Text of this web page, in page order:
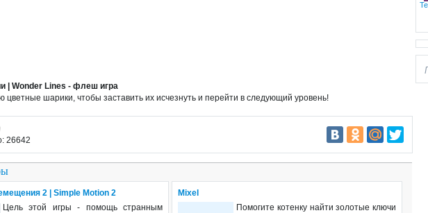
| Wonder Lines - флеш игра
цветные шарики, чтобы заставить их исчезнуть и перейти в следующий уровень!
26642
2 | Simple Motion 2
Цель этой игры - помощь странным
Mixel
Помогите котенку найти золотые ключи